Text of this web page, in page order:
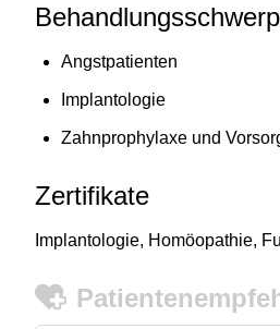
Angstpatienten
Implantologie
Zahnprophylaxe und
Zertifikate
Implantologie, Homöopathie,